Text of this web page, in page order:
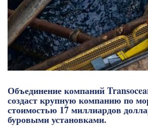
Объединение компаний
создаст крупную компанию по
стоимостью 17 миллиардов
буровыми установками.